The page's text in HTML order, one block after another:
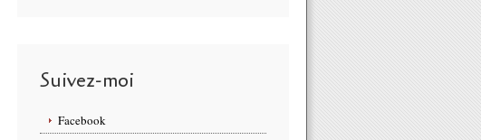
Suivez-moi
Facebook